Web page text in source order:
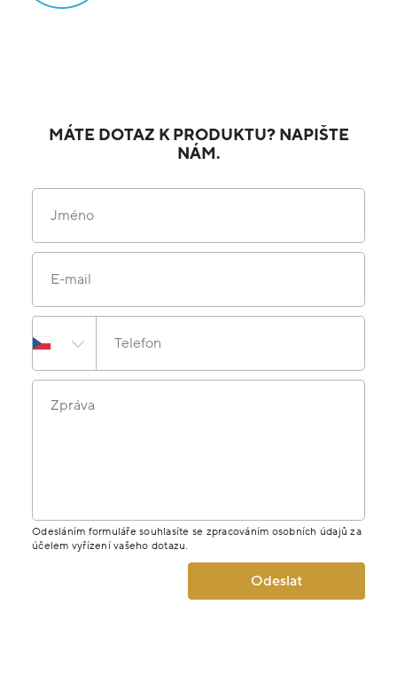
MÁTE DOTAZ K PRODUKTU? NAPIŠTE
NÁM.
Jméno
E-mail
Telefon
Zpráva
Odesláním formuláře souhlasíte se zpracováním osobních údajů za
účelem vyřízení vašeho dotazu.
Odeslat